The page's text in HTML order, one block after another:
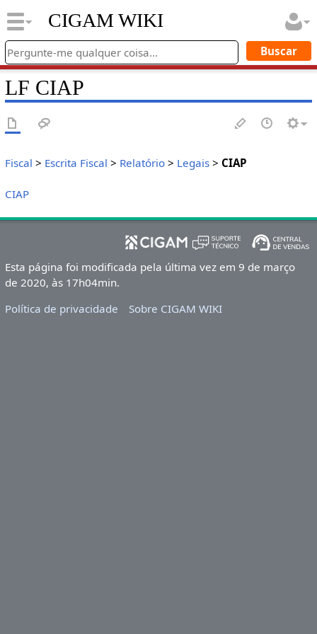
CIGAM WIKI
LF CIAP
Fiscal > Escrita Fiscal > Relatório> Legais> CIAP
CIAP
Esta página foi modificada pela última vez em 9 de março
de 2020, às 17h04min.
Política de privacidade
Sobre CIGAM WIKI